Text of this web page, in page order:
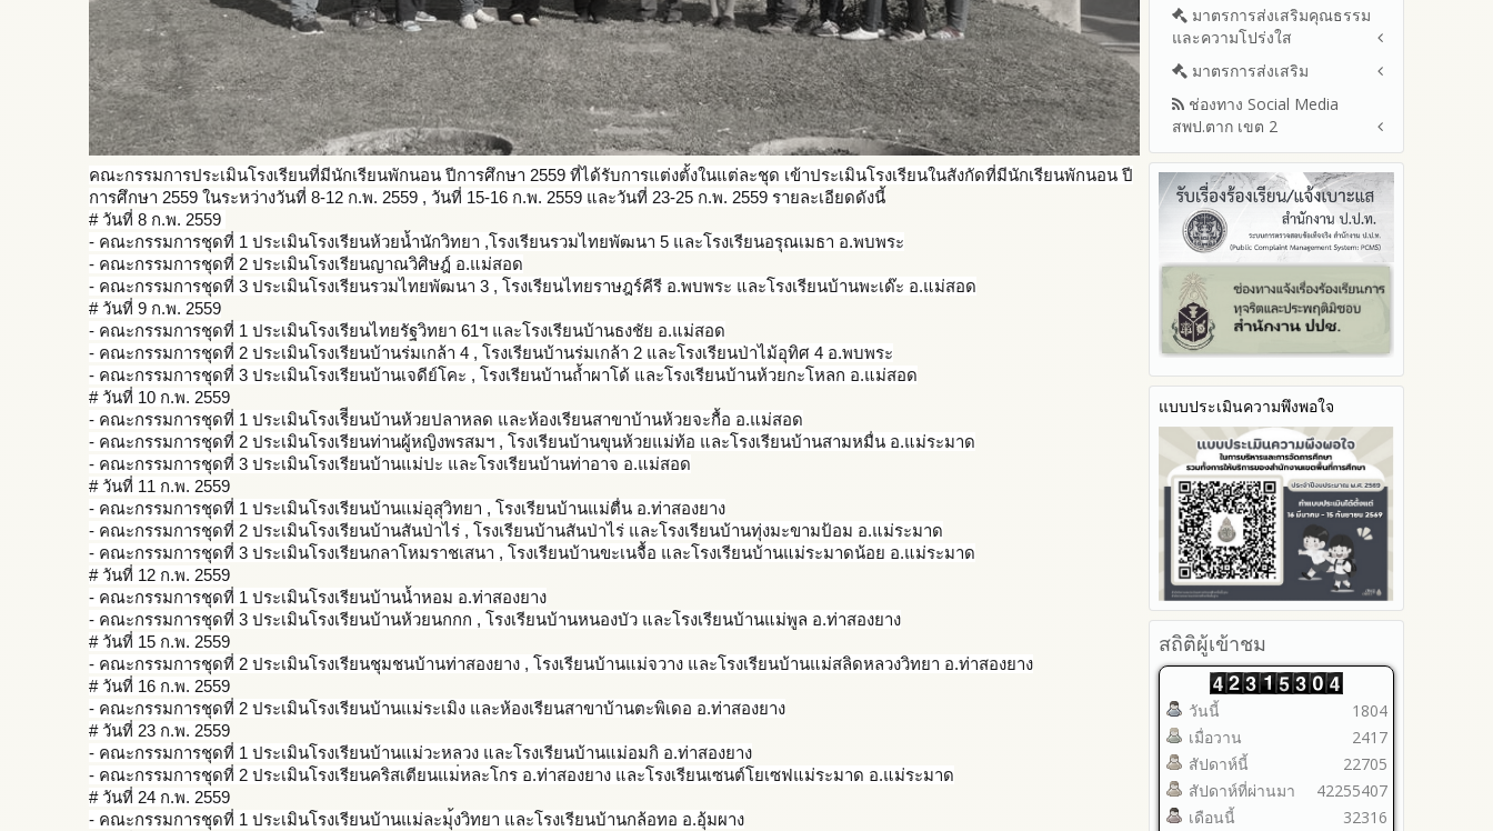
คณะกรรมการประเมินโรงเรียนที่มีนักเรียนพักนอน ปีการศึกษา 2559 ที่ได้รับการแต่งตั้งในแต่ละชุด เข้าประเมินโรงเรียนในสังกัดที่มีนักเรียนพักนอน ปี
การศึกษา 2559 ในระหว่างวันที่ 8-12 ก.พ. 2559 , วันที่ 15-16 ก.พ. 2559 และวันที่ 23-25 ก.พ. 2559 รายละเอียดดังนี้
# วันที่ 8 ก.พ. 2559
- คณะกรรมการชุดที่ 1 ประเมินโรงเรียนห้วยน้ำนักวิทยา ,โรงเรียนรวมไทยพัฒนา 5 และโรงเรียนอรุณเมธา อ.พบพระ
- คณะกรรมการชุดที่ 2 ประเมินโรงเรียนญาณวิศิษฎ์ อ.แม่สอด
- คณะกรรมการชุดที่ 3 ประเมินโรงเรียนรวมไทยพัฒนา 3 , โรงเรียนไทยราษฎร์คีรี อ.พบพระ และโรงเรียนบ้านพะเด๊ะ อ.แม่สอด
# วันที่ 9 ก.พ. 2559
- คณะกรรมการชุดที่ 1 ประเมินโรงเรียนไทยรัฐวิทยา 61ฯ และโรงเรียนบ้านธงชัย อ.แม่สอด
- คณะกรรมการชุดที่ 2 ประเมินโรงเรียนบ้านร่มเกล้า 4 , โรงเรียนบ้านร่มเกล้า 2 และโรงเรียนป่าไม้อุทิศ 4 อ.พบพระ
- คณะกรรมการชุดที่ 3 ประเมินโรงเรียนบ้านเจดีย์โคะ , โรงเรียนบ้านถ้ำผาโด้ และโรงเรียนบ้านห้วยกะโหลก อ.แม่สอด
# วันที่ 10 ก.พ. 2559
- คณะกรรมการชุดที่ 1 ประเมินโรงเรีียนบ้านห้วยปลาหลด และห้องเรียนสาขาบ้านห้วยจะกื้อ อ.แม่สอด
- คณะกรรมการชุดที่ 2 ประเมินโรงเรียนท่านผู้หญิงพรสมฯ , โรงเรียนบ้านขุนห้วยแม่ท้อ และโรงเรียนบ้านสามหมื่น อ.แม่ระมาด
- คณะกรรมการชุดที่ 3 ประเมินโรงเรียนบ้านแม่ปะ และโรงเรียนบ้านท่าอาจ อ.แม่สอด
# วันที่ 11 ก.พ. 2559
- คณะกรรมการชุดที่ 1 ประเมินโรงเรียนบ้านแม่อุสุวิทยา , โรงเรียนบ้านแม่ตื่น อ.ท่าสองยาง
- คณะกรรมการชุดที่ 2 ประเมินโรงเรียนบ้านสันป่าไร่ , โรงเรียนบ้านสันป่าไร่ และโรงเรียนบ้านทุ่งมะขามป้อม อ.แม่ระมาด
- คณะกรรมการชุดที่ 3 ประเมินโรงเรียนกลาโหมราชเสนา , โรงเรียนบ้านขะเนจื้อ และโรงเรียนบ้านแม่ระมาดน้อย อ.แม่ระมาด
# วันที่ 12 ก.พ. 2559
- คณะกรรมการชุดที่ 1 ประเมินโรงเรียนบ้านน้ำหอม อ.ท่าสองยาง
- คณะกรรมการชุดที่ 3 ประเมินโรงเรียนบ้านห้วยนกกก , โรงเรียนบ้านหนองบัว และโรงเรียนบ้านแม่พูล อ.ท่าสองยาง
# วันที่ 15 ก.พ. 2559
- คณะกรรมการชุดที่ 2 ประเมินโรงเรียนชุมชนบ้านท่าสองยาง , โรงเรียนบ้านแม่จวาง และโรงเรียนบ้านแม่สลิดหลวงวิทยา อ.ท่าสองยาง
# วันที่ 16 ก.พ. 2559
- คณะกรรมการชุดที่ 2 ประเมินโรงเรียนบ้านแม่ระเมิง และห้องเรียนสาขาบ้านตะพิเดอ อ.ท่าสองยาง
# วันที่ 23 ก.พ. 2559
- คณะกรรมการชุดที่ 1 ประเมินโรงเรียนบ้านแม่วะหลวง และโรงเรียนบ้านแม่อมกิ อ.ท่าสองยาง
- คณะกรรมการชุดที่ 2 ประเมินโรงเรียนคริสเตียนแม่หละโกร อ.ท่าสองยาง และโรงเรียนเซนต์โยเซฟแม่ระมาด อ.แม่ระมาด
# วันที่ 24 ก.พ. 2559
- คณะกรรมการชุดที่ 1 ประเมินโรงเรียนบ้านแม่ละมุ้งวิทยา และโรงเรียนบ้านกล้อทอ อ.อุ้มผาง
ข่าวสารพัฒนาสำนักงาน
เกี่ยวข้องกับแนวทางส่งเสริมความ
ปีงบประมาณ 2567
ปีงบประมาณ 2566
ปีงบประมาณ 2565
รายงานผลการดำเนินงาน
ประจำปี
รายงานผลปี 2567
รายงานผลปี 2566
รายงานผลปี 2565
รายงานผลปี 2564
คู่มือหรือแนวทางการปฏิบัติงาน
ของเจ้าหน้าที่
คู่มือหรือแนวทางการขอรับ
บริการสำหรับผู้รับบริการหรือผู้มา
ระบบการให้บริการผ่านช่อง
ทางออนไลน์ (E-Service)
My Office
My School
SL-WEB
BRSS
ACC Tak2
ข้อมูลสถิติการให้บริการ
เขตพื้นที่การศึกษา ประจำ
ปีงบประมาณ พ.ศ. 2568
พัฒนาทรัพยากรบุคคลประจำ
ปีงบประมาณ
ประมวลจริยธรรมและการขับ
เคลื่อนจริยธรรม
ช่องทางแจ้งเรื่องร้องเรียนการ
ทุจริตและประพฤติมิชอบ
ข้อมูลสถิติเรื่องร้องเรียนการ
ทุจริตและประพฤติมิชอบ ประจำ
ปีงบประมาณ
การเปิดโอกาสให้มีส่วนร่วมใน
การดำเนินงานปีงบประมาณ
การขับเคลื่อนนโยบาย No Gift
Policy จากการปฏิบัติหน้าที่และ
การเสริมสร้างรู้เกี่ยวกับหลักเกณฑ์
การรับทรัพย์สินหรือประโยชน์อื่น
ใดโดยธรรมจรรยาของเจ้า
พนักงานของรัฐ
การประเมินความเสี่ยงการทุจริต
ในสำนักงานเขตพื้นที่การศึกษา
ประจำปีงบประมาณ
รายงานผลการดำเนินการตาม
แผนบริหารจัดการความเสี่ยงการ
ทุจริตของสำนักงานเขตพื้นที่การ
ศึกษา ประจำงบประมาณ
มาตรการส่งเสริมคุณธรรม
และความโปร่งใส
แผนปฏิบัติการป้องกันการทุจริต
ประจำปีงบประมาณ
2569
2568
2567
2566
2565
2564
รายงานผลการดำเนินการ
ป้องกันการทุจริตประจำปี
2568
2567
2566
2565
2564
2563
รายงานการกำกับติดตาม
มาตรการส่งเสริมคุณธรรมและ
ความโปร่งใสภายใน สพท.
การนำผลการประเมิน ITA ไปสู่
การพัฒนาองค์กร
รายงานผลการดำเนินการเพื่อ
ส่งเสริมคุณธรรมและความ
โปร่งใสภายใน สพท. ประจำ
ปีงบประมาณ
มาตรการส่งเสริม
มาตรการเผยแพร่ข้อมูลต่อ
สาธารณะ
มาตรการส่งเสริมความโปร่งใสใน
การจัดซื้อจัดจ้าง
มาตราการจัดการเรื่องร้องเรียน
การทุจริต
มาตรการป้องกันการรับสินบน
มาตรการป้องกันการขัดกัน
ระหว่างผลประโยชน์ส่วนตนกับ
ส่วนรวม
มาตรการตรวจสอบการใช้ดุลพินิจ
มาตราการให้ผู้มีส่วนได้ส่วนเสียมี
ส่วนร่วม
ช่องทาง Social Media
สพป.ตาก เขต 2
Q&A / ชมเชย / เสนอแนะ
Facebook เพจ สพป.ตาก 2
Youtube ช่อง สพป.ตาก เขต 2
Youtube เรื่องเล่าข่าวตาก 2
แบบประเมินความพึงพอใจ
สถิติผู้เข้าชม
วันนี้
เมื่อวาน
สัปดาห์นี้
สัปดาห์ที่ผ่านมา
เดือนนี้
1804
2417
22705
42255407
32316